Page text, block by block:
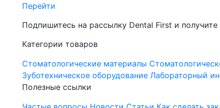
Перейти
Подпишитесь на рассылку Dental First и
Категории товаров
Стоматологические материалы
Зуботехническое оборудование Лабораторный
Полезные ссылки